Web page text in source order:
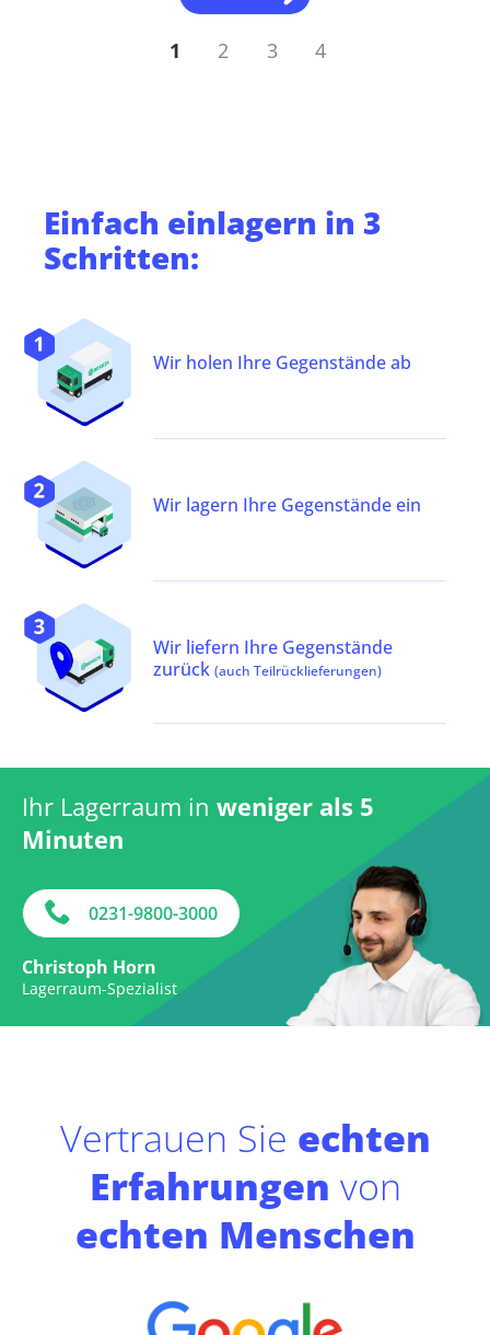
1 2 3 4
Einfach einlagern in 3
Schritten:
Wir holen Ihre Gegenstände ab
Wir lagern Ihre Gegenstände ein
Wir liefern Ihre Gegenstände
zurück (auch Teilrücklieferungen)
Ihr Lagerraum in weniger als 5
Minuten
0231-9800-3000
Christoph Horn
Lagerraum-Spezialist
Vertrauen Sie echten
Erfahrungen von
echten Menschen